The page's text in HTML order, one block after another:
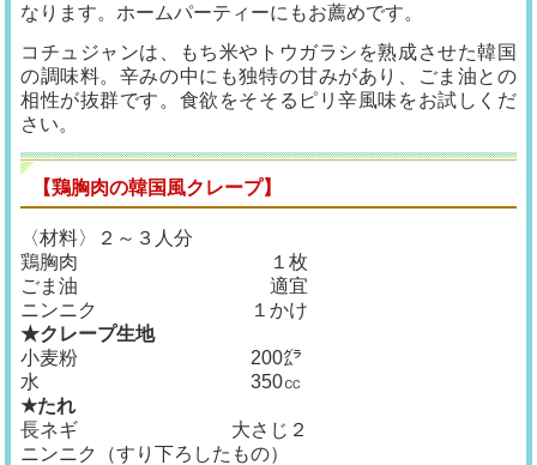
なります。ホームパーティーにもお薦めです。
コチュジャンは、もち米やトウガラシを熟成させた韓国
の調味料。辛みの中にも独特の甘みがあり、ごま油との
相性が抜群です。食欲をそそるピリ辛風味をお試しくだ
さい。
【鶏胸肉の韓国風クレープ】
〈材料〉２～３人分
鶏胸肉 １枚
ごま油 適宜
ニンニク １かけ
★クレープ生地
小麦粉 200㌘
水 350㏄
★たれ
長ネギ 大さじ２
ニンニク（すり下ろしたもの）